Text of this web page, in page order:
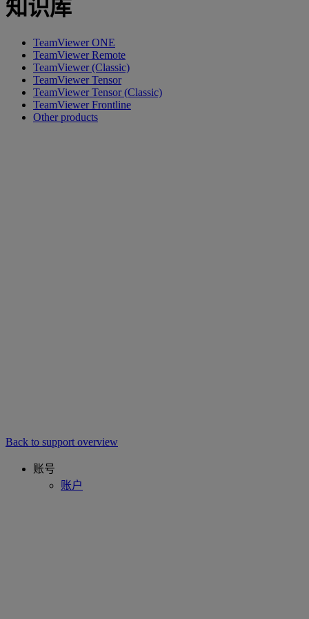
知识库
TeamViewer ONE
TeamViewer Remote
TeamViewer (Classic)
TeamViewer Tensor
TeamViewer Tensor (Classic)
TeamViewer Frontline
Other products
Back to support overview
账号
账户